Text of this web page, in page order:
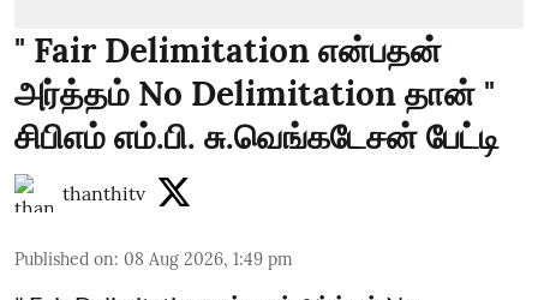
" Fair Delimitation என்பதன்
அர்த்தம் No Delimitation தான் "
சிபிஎம் எம்.பி. சு.வெங்கடேசன் பேட்டி
thanthitv
Published on: 08 Aug 2026, 1:49 pm